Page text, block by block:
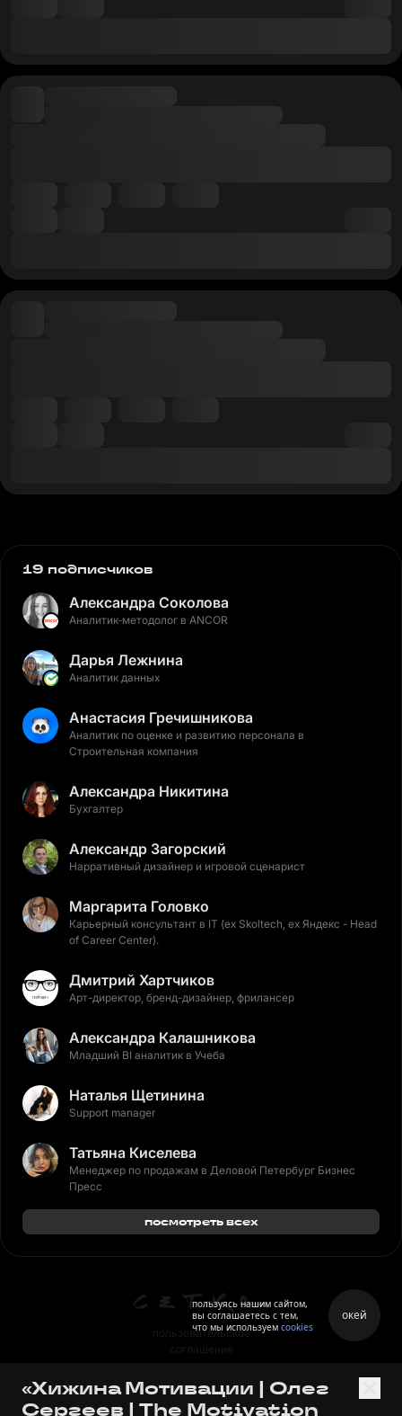
19 подписчиков
Александра Соколова
Аналитик-методолог в ANCOR
Дарья Лежнина
Аналитик данных
Анастасия Гречишникова
Аналитик по оценке и развитию персонала в
Строительная компания
Александра Никитина
Бухгалтер
Александр Загорский
Нарративный дизайнер и игровой сценарист
Маргарита Головко
Карьерный консультант в IT (ex Skoltech, ex Яндекс - Head
of Career Center).
Дмитрий Хартчиков
Арт-директор, бренд-дизайнер, фрилансер
Александра Калашникова
Младший BI аналитик в Учеба
Наталья Щетинина
Support manager
Татьяна Киселева
Менеджер по продажам в Деловой Петербург Бизнес
Пресс
посмотреть всех
пользовательское
соглашение
данных
«Хижина Мотивации | Олег
Сергеев | The Motivation
пользуясь нашим сайтом,
вы соглашаетесь с тем,
что мы используем cookies
окей